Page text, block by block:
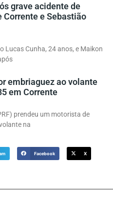
grave acidente de
e Sebastião
Lucas Cunha, 24 anos, e Maikon
embriaguez ao volante
em Corrente
prendeu um motorista de
na
Facebook X